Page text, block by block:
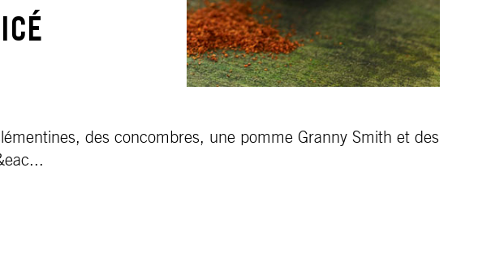
des concombres, une pomme Granny Smith et des
...